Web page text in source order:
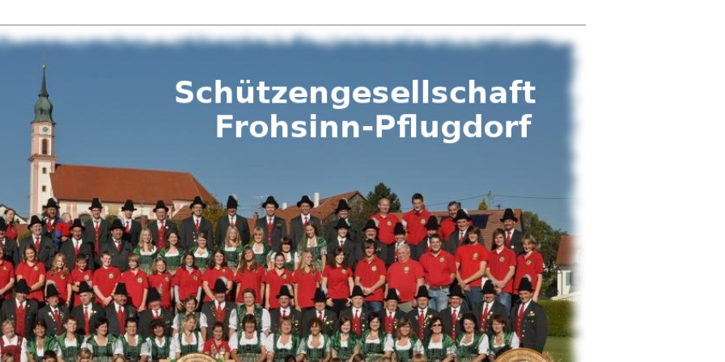
Frohsinn Pflugdorf